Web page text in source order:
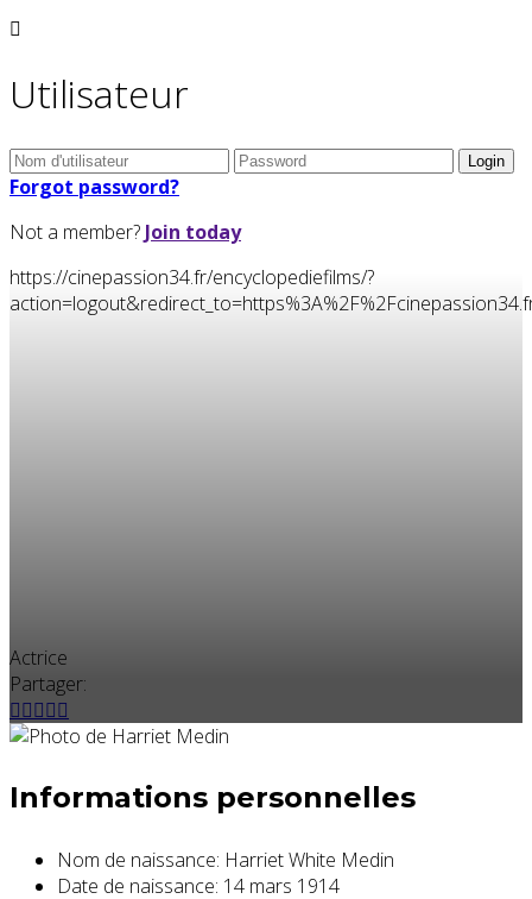
Utilisateur
Forgot password?
Not a member? Join today
https://cinepassion34.fr/encyclopediefilms/?
Actrice
Partager:
Informations personnelles
Nom de naissance: Harriet White Medin
Date de naissance: 14 mars 1914